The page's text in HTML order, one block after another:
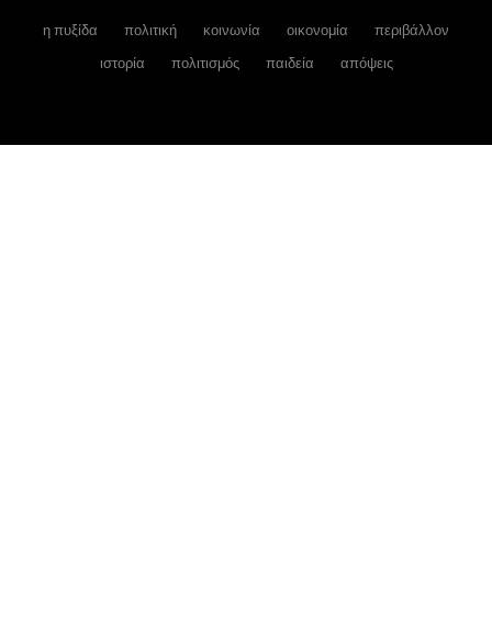
η πυξίδα πολιτική κοινωνία οικονομία
περιβάλλον
ιστορία
πολιτισμός παιδεία απόψεις